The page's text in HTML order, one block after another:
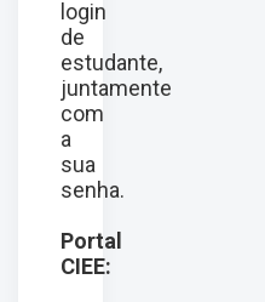
login
de
estudante,
juntamente
com
a
sua
senha.
Portal
CIEE: